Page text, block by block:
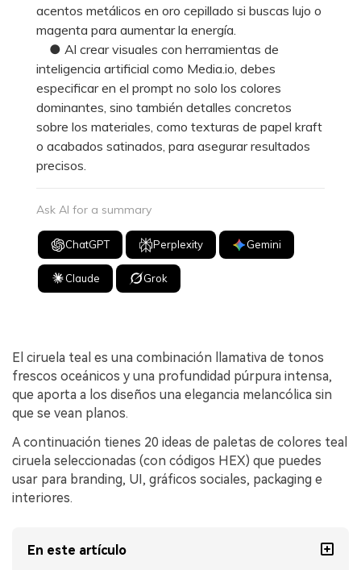
acentos metálicos en oro cepillado si buscas lujo o
magenta para aumentar la energía.
● Al crear visuales con herramientas de
inteligencia artificial como Media.io, debes
especificar en el prompt no solo los colores
dominantes, sino también detalles concretos
sobre los materiales, como texturas de papel kraft
o acabados satinados, para asegurar resultados
precisos.
Ask AI for a summary
ChatGPT Perplexity Gemini
Claude Grok
El ciruela teal es una combinación llamativa de tonos
frescos oceánicos y una profundidad púrpura intensa,
que aporta a los diseños una elegancia melancólica sin
que se vean planos.
A continuación tienes 20 ideas de paletas de colores teal
ciruela seleccionadas (con códigos HEX) que puedes
usar para branding, UI, gráficos sociales, packaging e
interiores.
En este artículo